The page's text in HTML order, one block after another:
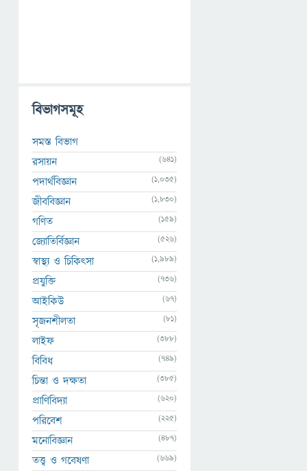
বিভাগসমূহ
সমস্ত বিভাগ
রসায়ন
(641)
পদার্থবিজ্ঞান (1,035)
জীববিজ্ঞান (1,830)
গণিত (159)
জ্যোতির্বিজ্ঞান (526)
স্বাস্থ্য ও চিকিৎসা (1,989)
প্রযুক্তি (736)
আইকিউ (67)
সৃজনশীলতা (81)
লাইফ (388)
বিবিধ (749)
চিন্তা ও দক্ষতা (385)
প্রাণিবিদ্যা (620)
পরিবেশ (225)
মনোবিজ্ঞান (487)
তত্ত্ব ও গবেষণা (669)